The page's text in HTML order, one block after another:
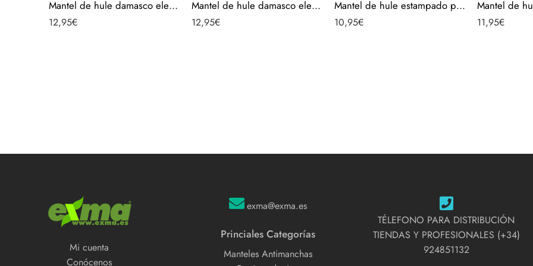
Mantel de hule damasco elegante navidad – Plateado 40104-8
12,95€
Mantel de hule damasco elegante navidad – Plateado 40104-6
12,95€
Mantel de hule estampado por metros – Frutas Tomates 43732-1
10,95€ 11,95€
Mi cuenta
Conócenos
exma@exma.es
Princiales Categorías
Manteles Antimanchas
TÉLEFONO PARA DISTRIBUCIÓN
TIENDAS Y PROFESIONALES (+34)
924851132